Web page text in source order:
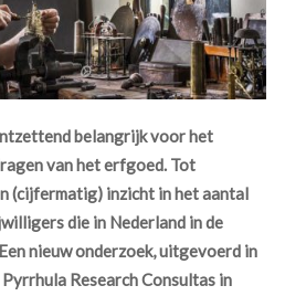
belangrijk voor het
van het erfgoed. Tot
(cijfermatig) inzicht in het aantal
die in Nederland in de
nieuw onderzoek, uitgevoerd in
Research Consultas in